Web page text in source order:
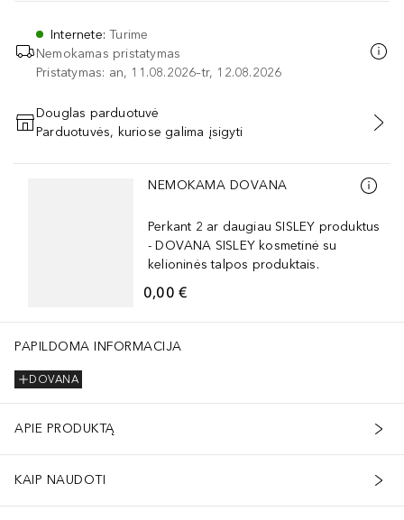
Internete:Turime
Nemokamas pristatymas
Pristatymas: an, 11.08.2026–tr, 12.08.2026
PRIDĖTI Į KREPŠELĮ
Douglas parduotuvė
Parduotuvės, kuriose galima įsigyti
Praleisti slankiklį
NEMOKAMA DOVANA
Perkant 2 ar daugiau SISLEY produktus
- DOVANA SISLEY kosmetinė su
kelioninės talpos produktais.
0,00 €
PAPILDOMA INFORMACIJA
DOVANA
APIE PRODUKTĄ
KAIP NAUDOTI